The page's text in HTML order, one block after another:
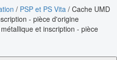
/ PSP et PS Vita / Cache UMD
- pièce d'origine